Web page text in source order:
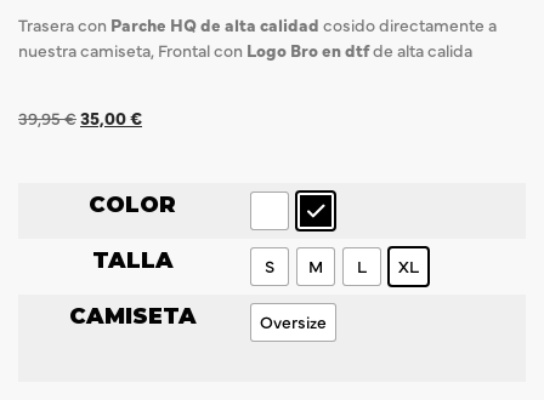
Trasera con Parche HQ de alta calidad cosido directamente a
nuestra camiseta, Frontal con Logo Bro en dtfde alta calida
39,95€35,00€
COLOR
TALLA S M L XL
CAMISETA Oversize